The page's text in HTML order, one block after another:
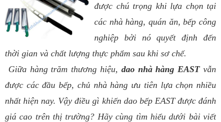
được chú trọng khi lựa chọn tại
các nhà hàng, quán ăn, bếp công
nghiệp bởi nó quyết định đến
thời gian và chất lượng thực phẩm sau khi sơ chế.
Giữa hàng trăm thương hiệu, dao nhà hàng EASTvẫn
được các đầu bếp, chủ nhà hàng ưu tiên lựa chọn nhiều
nhất hiện nay. Vậy điều gì khiến dao bếp EAST được đánh
giá cao trên thị trường? Hãy cùng tìm hiểu dưới bài viết